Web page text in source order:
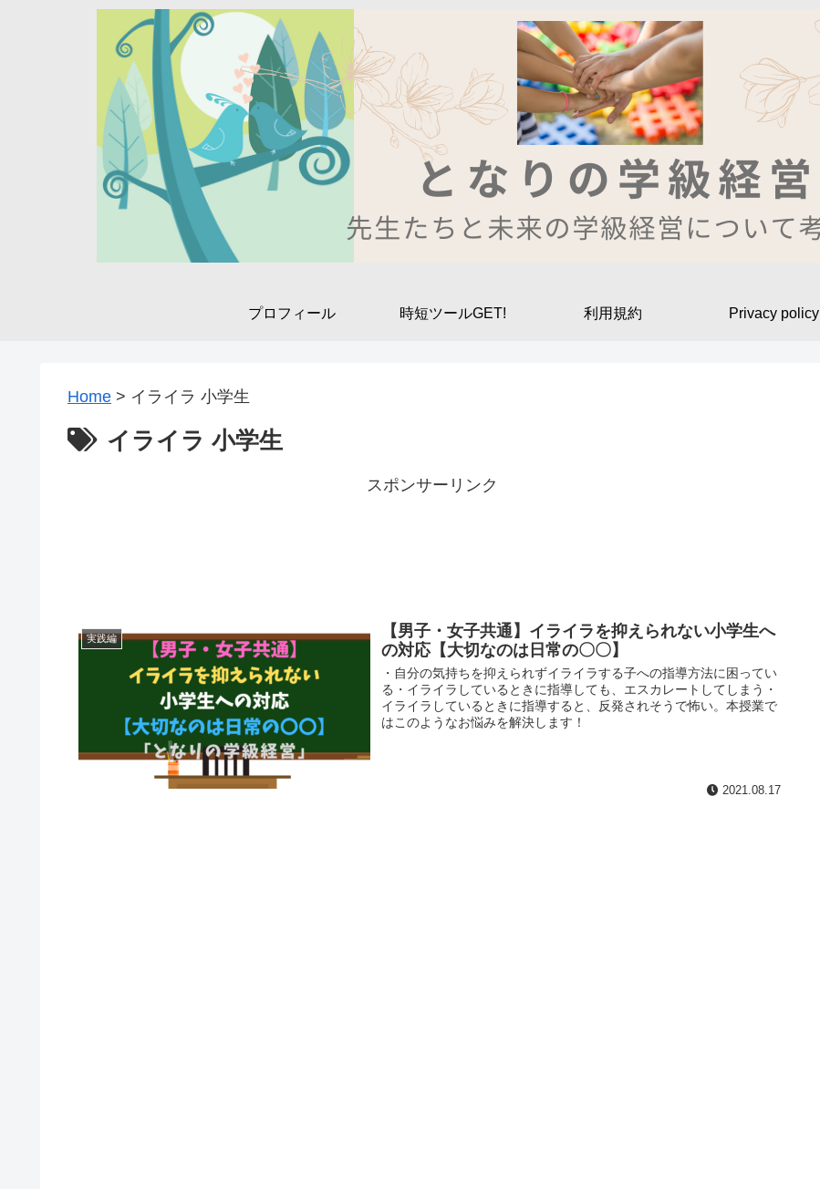
プロフィール 時短ツールGET! 利用規約 Privacy policy
Home > イライラ 小学生
イライラ 小学生
スポンサーリンク
実践編
【男子・女子共通】イライラを抑えられない小学生へ
の対応【大切なのは日常の〇〇】
・自分の気持ちを抑えられずイライラする子への指導方法に困ってい
る・イライラしているときに指導しても、エスカレートしてしまう・
イライラしているときに指導すると、反発されそうで怖い。本授業で
はこのようなお悩みを解決します！
2021.08.17